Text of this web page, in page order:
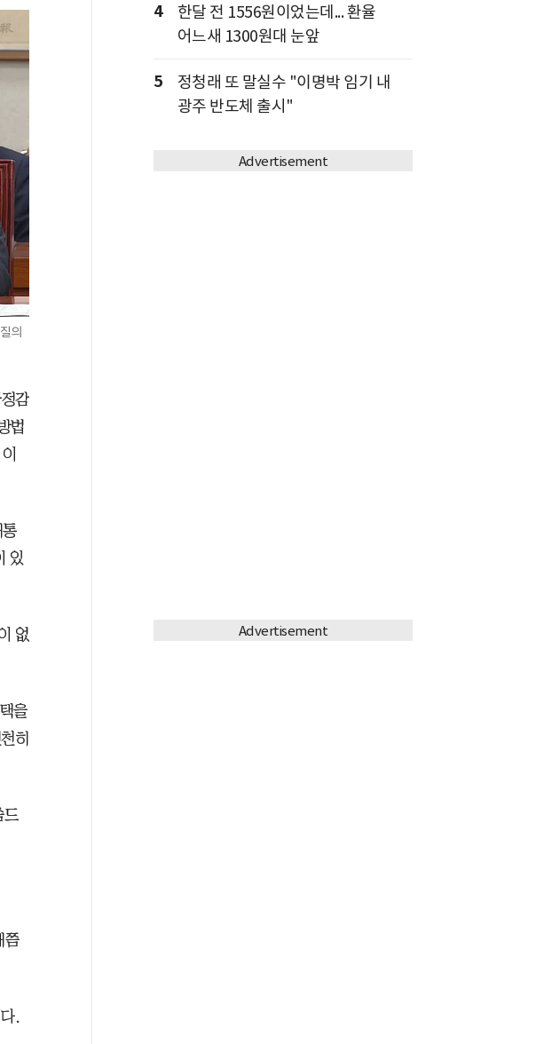
의
감
법
있
없
을
히
드
쯤
.
4
한달 전 1556원이었는데... 환율
어느새 1300원대 눈앞
5
정청래 또 말실수 "이명박 임기 내
광주 반도체 출시"